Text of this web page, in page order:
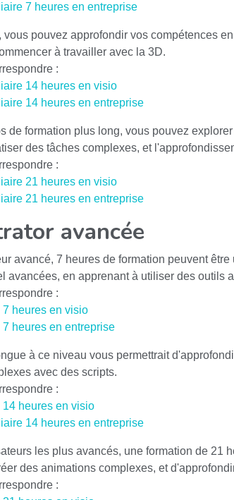
7 heures en entreprise
vous pouvez approfondir vos compétences
à travailler avec la 3D.
:
14 heures en visio
14 heures en entreprise
de formation plus long, vous pouvez
des tâches complexes, et
:
21 heures en visio
21 heures en entreprise
avancée
avancé, 7 heures de formation peuvent
avancées, en apprenant à utiliser des outils
:
heures en visio
heures en entreprise
à ce niveau vous permettrait
avec des scripts.
:
heures en visio
14 heures en entreprise
les plus avancés, une formation de 21
des animations complexes, et
: